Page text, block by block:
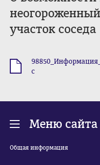
участок соседа
c
Меню сайта
Общая информация